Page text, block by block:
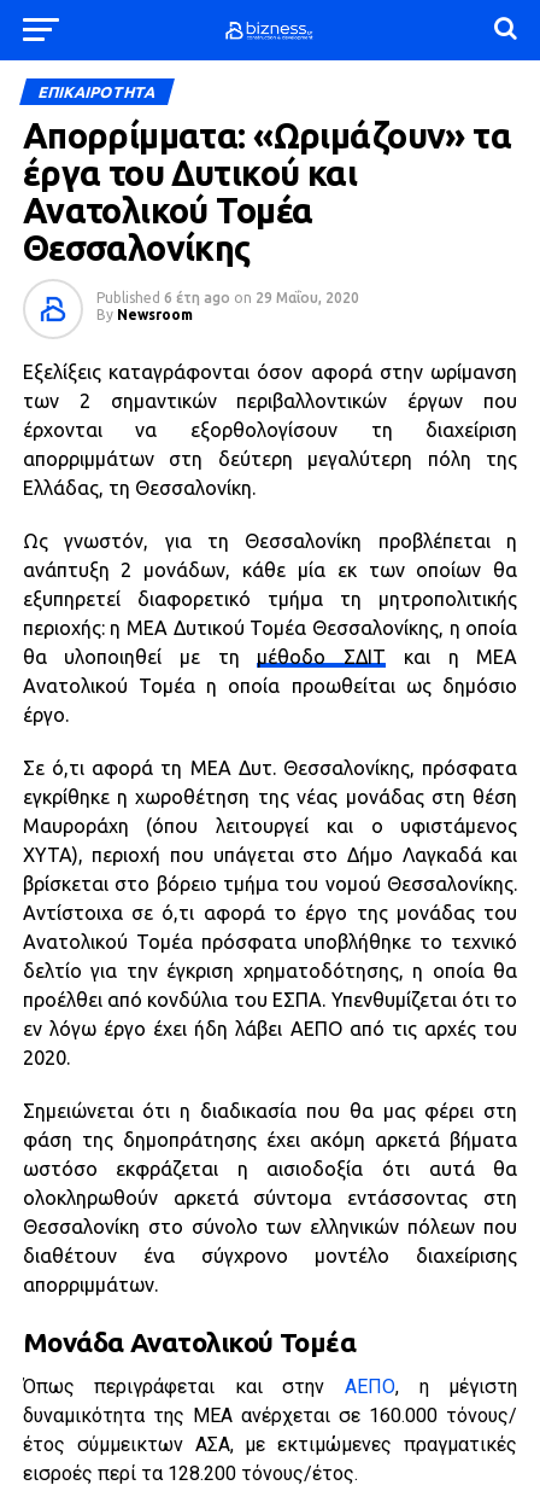
ΕΠΙΚΑΙΡΟΤΗΤΑ
Απορρίμματα: «Ωριμάζουν» τα
έργα του Δυτικού και
Ανατολικού Τομέα
Θεσσαλονίκης
Published 6 έτη ago on 29 Μαΐου, 2020
By Newsroom
Εξελίξεις καταγράφονται όσον αφορά στην ωρίμανση
των 2 σημαντικών περιβαλλοντικών έργων που
έρχονται να εξορθολογίσουν τη διαχείριση
απορριμμάτων στη δεύτερη μεγαλύτερη πόλη της
Ελλάδας, τη Θεσσαλονίκη.
Ως γνωστόν, για τη Θεσσαλονίκη προβλέπεται η
ανάπτυξη 2 μονάδων, κάθε μία εκ των οποίων θα
εξυπηρετεί διαφορετικό τμήμα τη μητροπολιτικής
περιοχής: η ΜΕΑ Δυτικού Τομέα Θεσσαλονίκης, η οποία
θα υλοποιηθεί με τη μέθοδο ΣΔΙΤ και η ΜΕΑ
Ανατολικού Τομέα η οποία προωθείται ως δημόσιο
έργο.
Σε ό,τι αφορά τη ΜΕΑ Δυτ. Θεσσαλονίκης, πρόσφατα
εγκρίθηκε η χωροθέτηση της νέας μονάδας στη θέση
Μαυροράχη (όπου λειτουργεί και ο υφιστάμενος
ΧΥΤΑ), περιοχή που υπάγεται στο Δήμο Λαγκαδά και
βρίσκεται στο βόρειο τμήμα του νομού Θεσσαλονίκης.
Αντίστοιχα σε ό,τι αφορά το έργο της μονάδας του
Ανατολικού Τομέα πρόσφατα υποβλήθηκε το τεχνικό
δελτίο για την έγκριση χρηματοδότησης, η οποία θα
προέλθει από κονδύλια του ΕΣΠΑ. Υπενθυμίζεται ότι το
εν λόγω έργο έχει ήδη λάβει ΑΕΠΟ από τις αρχές του
2020.
Σημειώνεται ότι η διαδικασία που θα μας φέρει στη
φάση της δημοπράτησης έχει ακόμη αρκετά βήματα
ωστόσο εκφράζεται η αισιοδοξία ότι αυτά θα
ολοκληρωθούν αρκετά σύντομα εντάσσοντας στη
Θεσσαλονίκη στο σύνολο των ελληνικών πόλεων που
διαθέτουν ένα σύγχρονο μοντέλο διαχείρισης
απορριμμάτων.
Μονάδα Ανατολικού Τομέα
Όπως περιγράφεται και στηνΑΕΠΟ, η μέγιστη
δυναμικότητα της ΜΕΑ ανέρχεται σε 160.000 τόνους/
έτος σύμμεικτων ΑΣΑ, με εκτιμώμενες πραγματικές
εισροές περί τα 128.200 τόνους/έτος.